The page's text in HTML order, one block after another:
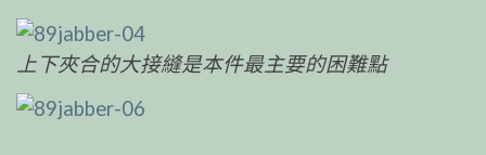
上下夾合的大接縫是本件最主要的困難點